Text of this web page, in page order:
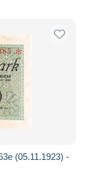
(05.11.1923) -